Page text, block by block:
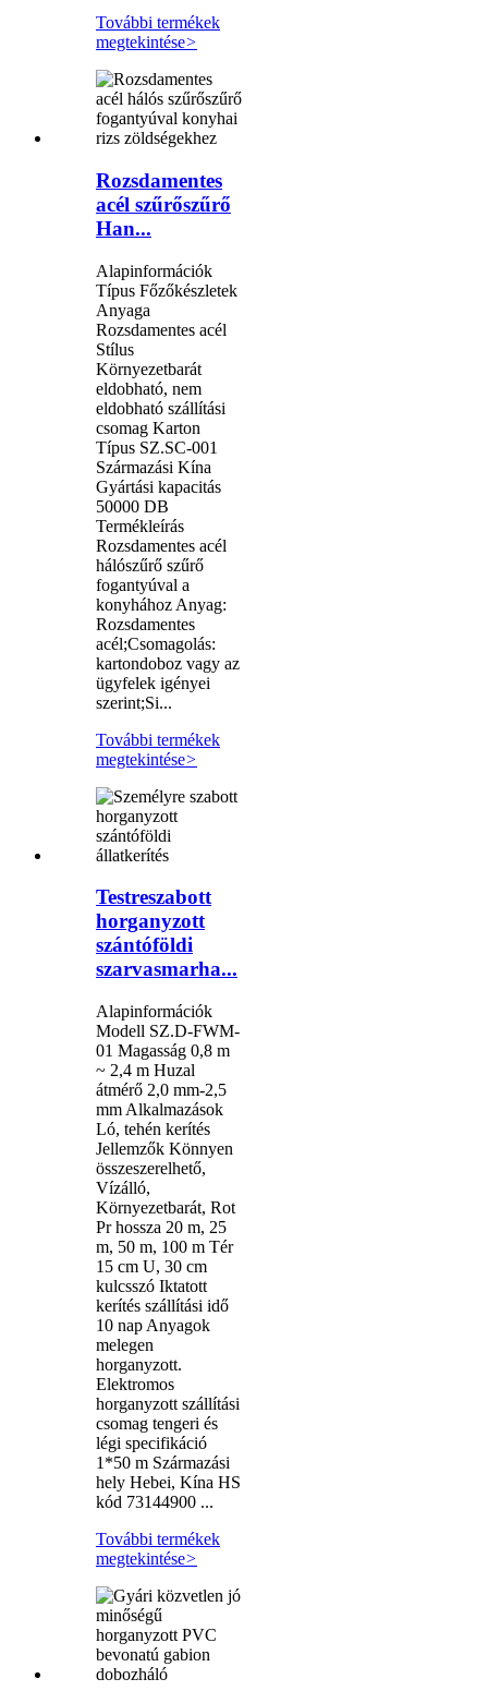
További termékek
megtekintése>
Rozsdamentes
acél szűrőszűrő
Han...
Alapinformációk
Típus Főzőkészletek
Anyaga
Rozsdamentes acél
Stílus
Környezetbarát
eldobható, nem
eldobható szállítási
csomag Karton
Típus SZ.SC-001
Származási Kína
Gyártási kapacitás
50000 DB
Termékleírás
Rozsdamentes acél
hálószűrő szűrő
fogantyúval a
konyhához Anyag:
Rozsdamentes
acél;Csomagolás:
kartondoboz vagy az
ügyfelek igényei
szerint;Si...
További termékek
megtekintése>
Testreszabott
horganyzott
szántóföldi
szarvasmarha...
Alapinformációk
Modell SZ.D-FWM-
01 Magasság 0,8 m
~ 2,4 m Huzal
átmérő 2,0 mm-2,5
mm Alkalmazások
Ló, tehén kerítés
Jellemzők Könnyen
összeszerelhető,
Vízálló,
Környezetbarát, Rot
Pr hossza 20 m, 25
m, 50 m, 100 m Tér
15 cm U, 30 cm
kulcsszó Iktatott
kerítés szállítási idő
10 nap Anyagok
melegen
horganyzott.
Elektromos
horganyzott szállítási
csomag tengeri és
légi specifikáció
1*50 m Származási
hely Hebei, Kína HS
kód 73144900 ...
További termékek
megtekintése>